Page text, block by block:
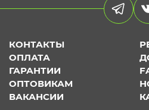
КОНТАКТЫ
ОПЛАТА
ГАРАНТИИ
ОПТОВИКАМ
ВАКАНСИИ